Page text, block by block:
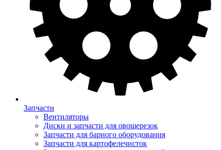
Запчасти
Вентиляторы
Диски и запчасти для овощерезок
Запчасти для барного оборудования
Запчасти для картофелечисток